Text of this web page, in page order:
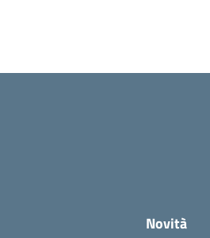
Novità